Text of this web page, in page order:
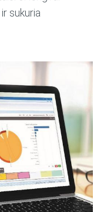
sukuria